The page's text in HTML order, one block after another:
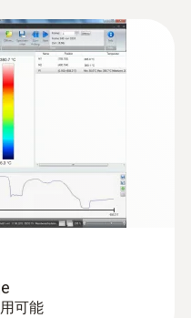
水を含んでいる箇
昇する時間帯で温
れをもとに漏れの
を行います。
備の点検
は、設備点検およ
サポートします
可能